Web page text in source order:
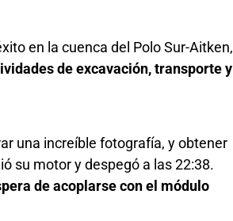
en la cuenca del Polo Sur-Aitken,
de excavación, transporte y
una increíble fotografía, y obtener
su motor y despegó a las 22:38.
de acoplarse con el módulo